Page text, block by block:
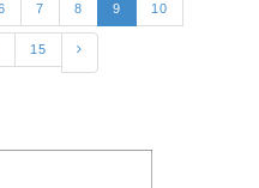
7 8 9 10
15